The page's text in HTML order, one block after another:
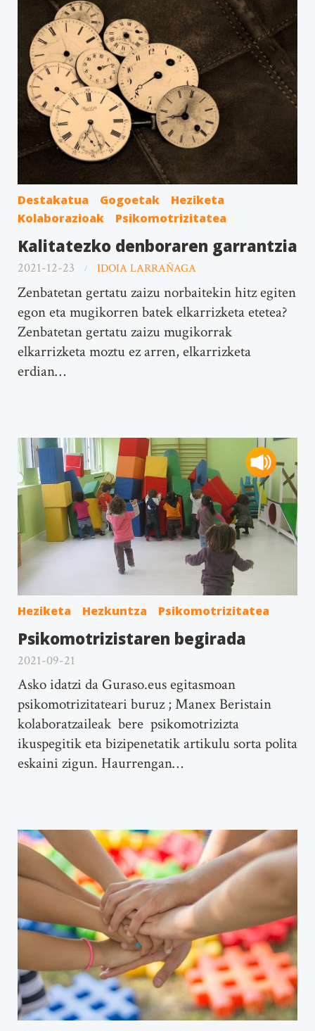
Destakatua Gogoetak
Heziketa
Kolaborazioak
Psikomotrizitatea
Kalitatezko denboraren garrantzia
2021-12-23 IDOIA LARRAÑAGA
Zenbatetan gertatu zaizu norbaitekin hitz egiten
egon eta mugikorren batek elkarrizketa etetea?
Zenbatetan gertatu zaizu mugikorrak
elkarrizketa moztu ez arren, elkarrizketa
erdian…
Heziketa Hezkuntza Psikomotrizitatea
Psikomotrizistaren begirada
2021-09-21
Asko idatzi da Guraso.eus egitasmoan
psikomotrizitateari buruz ; Manex Beristain
kolaboratzaileak bere psikomotrizizta
ikuspegitik eta bizipenetatik artikulu sorta polita
eskaini zigun. Haurrengan…